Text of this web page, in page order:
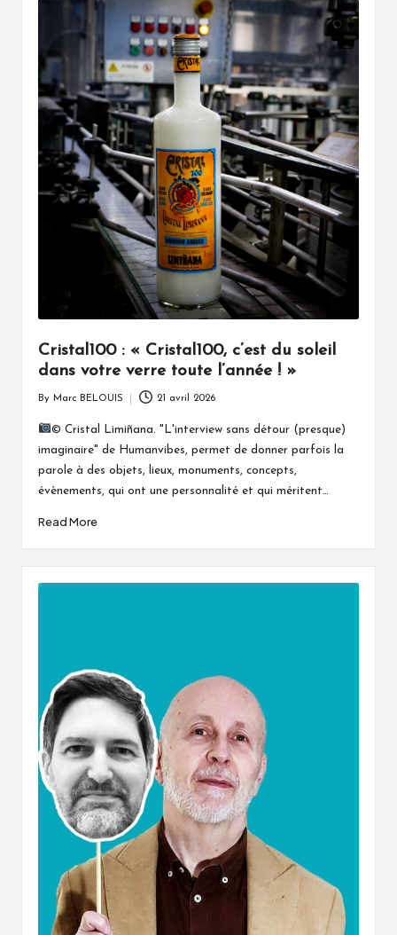
Cristal100 : « Cristal100, c’est du soleil
dans votre verre toute l’année ! »
by
By Marc BELOUIS 21 avril 2026
© Cristal Limiñana. "L'interview sans détour (presque)
imaginaire" de Humanvibes, permet de donner parfois la
parole à des objets, lieux, monuments, concepts,
évènements, qui ont une personnalité et qui méritent…
Read More